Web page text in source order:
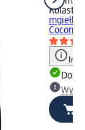
mgiełka
Coconut